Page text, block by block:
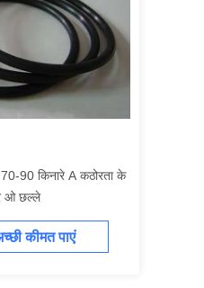
70-90 किनारे A कठोरता के
ओ छल्ले
कीमत पाएं